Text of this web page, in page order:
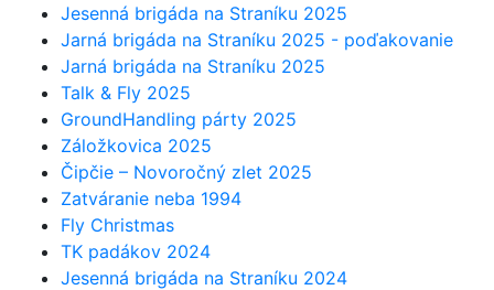
Jesenná brigáda na Straníku 2025
Jarná brigáda na Straníku 2025 - poďakovanie
Jarná brigáda na Straníku 2025
Talk & Fly 2025
GroundHandling párty 2025
Záložkovica 2025
Čipčie – Novoročný zlet 2025
Zatváranie neba 1994
Fly Christmas
TK padákov 2024
Jesenná brigáda na Straníku 2024